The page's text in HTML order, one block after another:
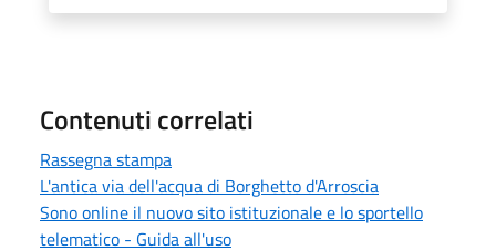
Contenuti correlati
Rassegna stampa
L'antica via dell'acqua di Borghetto d'Arroscia
Sono online il nuovo sito istituzionale e lo sportello
telematico - Guida all'uso